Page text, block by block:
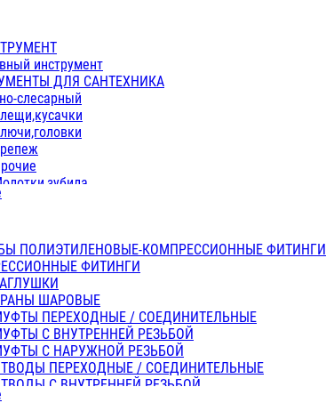
инструмент
ДЛЯ САНТЕХНИКА
слесарный
OASIS
ПОЛИЭТИЛЕНОВЫЕ-КОМПРЕССИОННЫЕ ФИТИНГИ
ФИТИНГИ
ШАРОВЫЕ
ПЕРЕХОДНЫЕ / СОЕДИНИТЕЛЬНЫЕ
С ВНУТРЕННЕЙ РЕЗЬБОЙ
С НАРУЖНОЙ РЕЗЬБОЙ
ПЕРЕХОДНЫЕ / СОЕДИНИТЕЛЬНЫЕ
С ВНУТРЕННЕЙ РЕЗЬБОЙ
С НАРУЖНОЙ РЕЗЬБОЙ